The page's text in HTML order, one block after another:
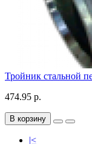
Тройник стальной
474.95 р.
В корзину
|<